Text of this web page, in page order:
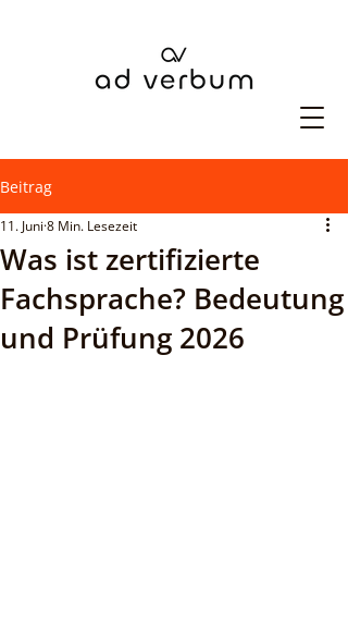
Beitrag
Was ist zertifizierte
Fachsprache? Bedeutung
und Prüfung 2026
11. Juni 8 Min. Lesezeit